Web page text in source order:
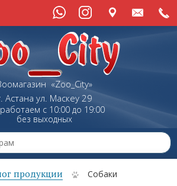
«Zoo_City»
Астана ул. Маскеу29
с 10:00 до 19:00
без выходных
продукции Собаки